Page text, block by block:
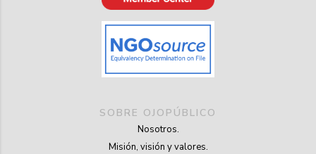
SOBRE OJOPÚBLICO
Nosotros.
Misión, visión y valores.